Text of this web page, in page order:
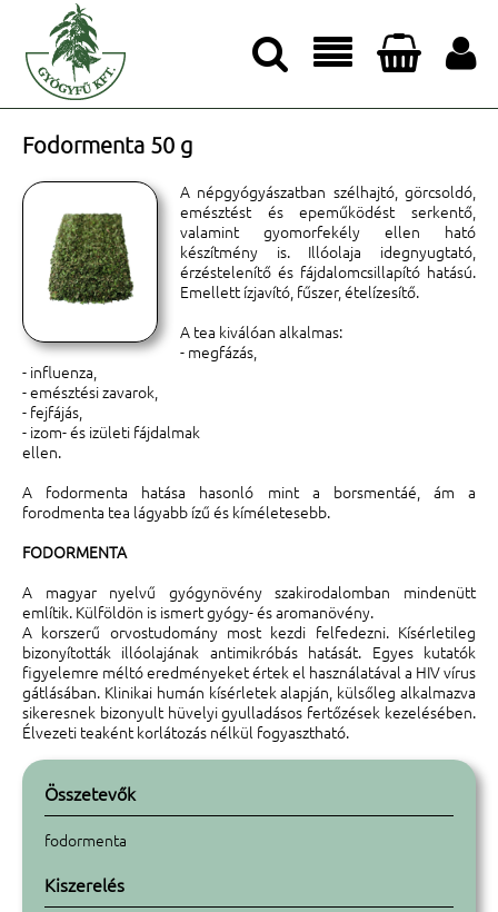




Fodormenta 50 g
A népgyógyászatban szélhajtó, görcsoldó,
emésztést és epeműködést serkentő,
valamint gyomorfekély ellen ható
készítmény is. Illóolaja idegnyugtató,
érzéstelenítő és fájdalomcsillapító hatású.
Emellett ízjavító, fűszer, ételízesítő.
A tea kiválóan alkalmas:
- megfázás,
- influenza,
- emésztési zavarok,
- fejfájás,
- izom- és izületi fájdalmak
ellen.
A fodormenta hatása hasonló mint a borsmentáé, ám a
forodmenta tea lágyabb ízű és kíméletesebb.
FODORMENTA
A magyar nyelvű gyógynövény szakirodalomban mindenütt
említik. Külföldön is ismert gyógy- és aromanövény.
A korszerű orvostudomány most kezdi felfedezni. Kísérletileg
bizonyították illóolajának antimikróbás hatását. Egyes kutatók
figyelemre méltó eredményeket értek el használatával a HIV vírus
gátlásában. Klinikai humán kísérletek alapján, külsőleg alkalmazva
sikeresnek bizonyult hüvelyi gyulladásos fertőzések kezelésében.
Élvezeti teaként korlátozás nélkül fogyasztható.
Összetevők
fodormenta
Kiszerelés